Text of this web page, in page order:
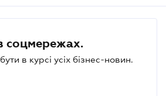
соцмережах.
в курсі усіх бізнес-новин.